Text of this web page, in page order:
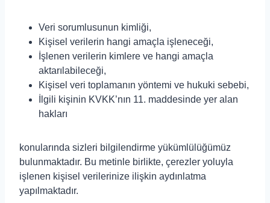
Veri sorumlusunun kimliği,
Kişisel verilerin hangi amaçla işleneceği,
İşlenen verilerin kimlere ve hangi amaçla
aktarılabileceği,
Kişisel veri toplamanın yöntemi ve hukuki sebebi,
İlgili kişinin KVKK’nın 11. maddesinde yer alan
hakları
konularında sizleri bilgilendirme yükümlülüğümüz
bulunmaktadır. Bu metinle birlikte, çerezler yoluyla
işlenen kişisel verilerinize ilişkin aydınlatma
yapılmaktadır.